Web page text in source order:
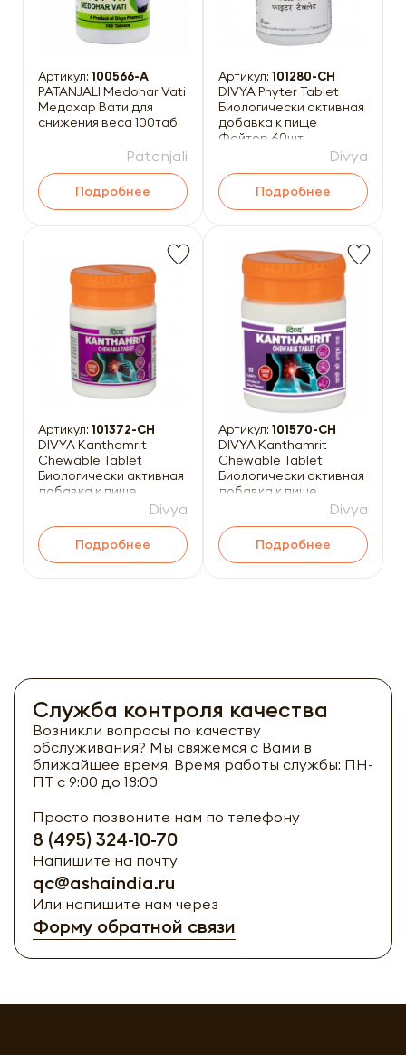
Артикул: 100566-A
PATANJALI Medohar Vati
Медохар Вати для
снижения веса 100таб
Patanjali
Подробнее
Артикул: 101280-CH
DIVYA Phyter Tablet
Биологически активная
добавка к пище
Файтер 60шт
Divya
Подробнее
Артикул: 101372-CH
DIVYA Kanthamrit
Chewable Tablet
Биологически активная
добавка к пище
Divya
Подробнее
Артикул: 101570-CH
DIVYA Kanthamrit
Chewable Tablet
Биологически активная
добавка к пище
Divya
Подробнее
Служба контроля качества
Возникли вопросы по качеству
обслуживания? Мы свяжемся с Вами в
ближайшее время. Время работы службы: ПН-
ПТ с 9:00 до 18:00
Просто позвоните нам по телефону
8 (495) 324-10-70
Напишите на почту
qc@ashaindia.ru
Или напишите нам через
Форму обратной связи